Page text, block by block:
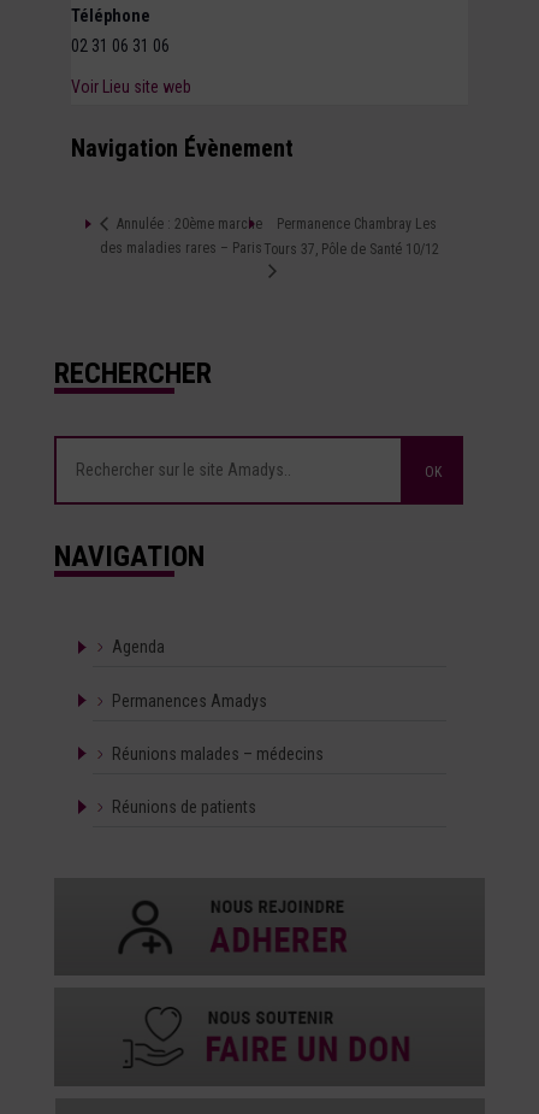
Téléphone
02 31 06 31 06
Voir Lieu site web
Navigation Évènement
Annulée : 20ème marche
des maladies rares – Paris
Permanence Chambray Les
Tours 37, Pôle de Santé 10/12
RECHERCHER
NAVIGATION
Agenda
Permanences Amadys
Réunions malades – médecins
Réunions de patients